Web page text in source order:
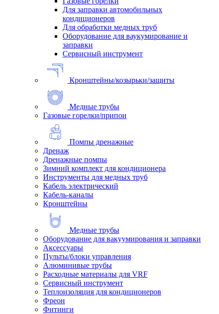
Для заправки автомобильных
кондиционеров
Для обработки медных труб
Оборудование для ваукумирование и
заправки
Сервисный инструмент
Кронштейны/козырьки/защиты
Медные трубы
Газовые горелки/припои
Помпы дренажные
Дренаж
Дренажные помпы
Зимний комплект для кондиционера
Инструменты для медных труб
Кабель электрический
Кабель-каналы
Кронштейны
Медные трубы
Оборудование для вакуумирования и заправки
Аксессуары
Пульты/блоки управления
Алюминивые трубы
Расходные материалы для VRF
Сервисный инструмент
Теплоизоляция для кондиционеров
Фреон
Фитинги